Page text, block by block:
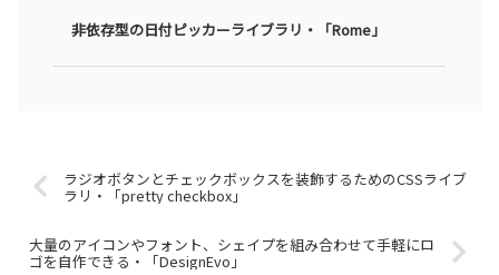
非依存型の日付ピッカーライブラリ・「Rome」
ラジオボタンとチェックボックスを装飾するためのCSSライブ
ラリ・「pretty checkbox」
大量のアイコンやフォント、シェイプを組み合わせて手軽にロ
ゴを自作できる・「DesignEvo」